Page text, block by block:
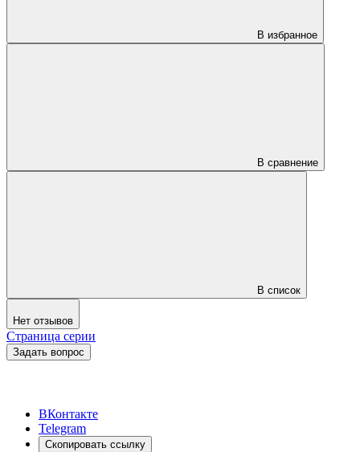
В избранное
В сравнение
В список
Нет отзывов
Страница серии
Задать вопрос
ВКонтакте
Telegram
Скопировать ссылку